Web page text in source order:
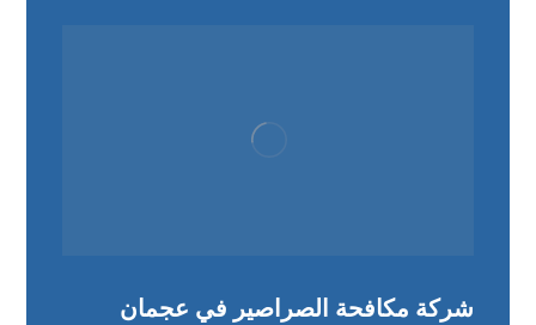
شركة مكافحة الصراصير في عجمان